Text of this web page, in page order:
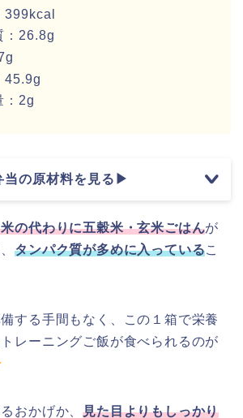
399kcal
：26.8g
45.9g
：2g
当の原材料を見る▶
の代わりに五穀米・玄米ごはんが
タンパク質が多めに入っているこ
する手間もなく、この１箱で栄養
レーニングご飯が食べられるのが
おかげか、見た目よりもしっかり